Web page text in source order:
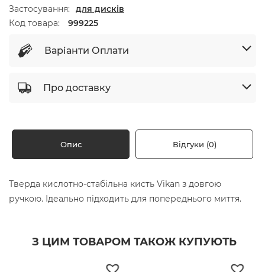
Застосування
для дисків
Код товара:
999225
Варіанти Оплати
Про доставку
Опис Відгуки (0)
Тверда кислотно-стабільна кисть Vikan з довгою
ручкою. Ідеально підходить для попереднього миття.
З ЦИМ ТОВАРОМ ТАКОЖ КУПУЮТЬ